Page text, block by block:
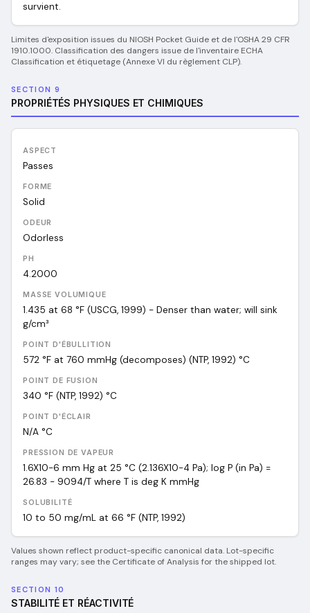
survient.
Limites d'exposition issues du NIOSH Pocket Guide et de l'OSHA 29 CFR
1910.1000. Classification des dangers issue de l'inventaire ECHA
Classification et étiquetage (Annexe VI du règlement CLP).
SECTION 9
PROPRIÉTÉS PHYSIQUES ET CHIMIQUES
ASPECT
Passes
FORME
Solid
ODEUR
Odorless
PH
4.2000
MASSE VOLUMIQUE
1.435 at 68 °F (USCG, 1999) - Denser than water; will sink
g/cm³
POINT D'ÉBULLITION
572 °F at 760 mmHg (decomposes) (NTP, 1992) °C
POINT DE FUSION
340 °F (NTP, 1992) °C
POINT D'ÉCLAIR
N/A °C
PRESSION DE VAPEUR
1.6X10-6 mm Hg at 25 °C (2.136X10-4 Pa); log P (in Pa) =
26.83 - 9094/T where T is deg K mmHg
SOLUBILITÉ
10 to 50 mg/mL at 66 °F (NTP, 1992)
Values shown reflect product-specific canonical data. Lot-specific
ranges may vary; see the Certificate of Analysis for the shipped lot.
SECTION 10
STABILITÉ ET RÉACTIVITÉ